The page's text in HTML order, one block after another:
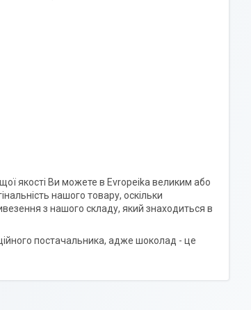
якості Ви можете в Evropeika великим або
нашого товару, оскільки
з нашого складу, який знаходиться в
постачальника, адже шоколад - це